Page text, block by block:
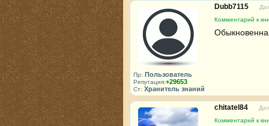
Пр: Пользователь
Репутация:+29653
Ст: Хранитель знаний
Dubb7115
Комментарий к
chitatel84
Комментарий к